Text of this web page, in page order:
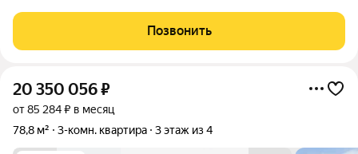
семье? Где и дети под присмотром, и шопинг рядом, и до
работы добираться
Позвонить
20 350 056₽
от 85 284 ₽ в месяц
78,8 м²
3-комн. квартира 3 этаж из 4